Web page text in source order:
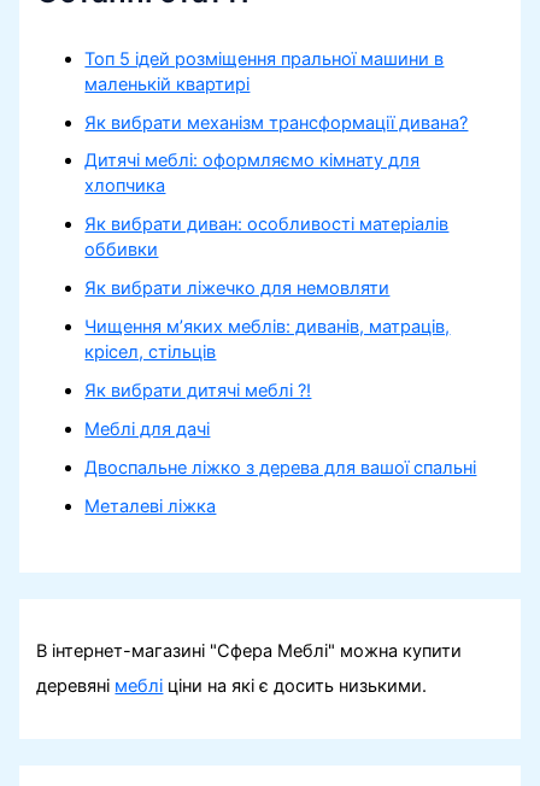
Топ 5 ідей розміщення пральної машини в
маленькій квартирі
Як вибрати механізм трансформації дивана?
Дитячі меблі: оформляємо кімнату для
хлопчика
Як вибрати диван: особливості матеріалів
оббивки
Як вибрати ліжечко для немовляти
Чищення м’яких меблів: диванів, матраців,
крісел, стільців
Як вибрати дитячі меблі ?!
Меблі для дачі
Двоспальне ліжко з дерева для вашої спальні
Металеві ліжка
В інтернет-магазині "Сфера Меблі" можна купити
деревяні меблі ціни на які є досить низькими.